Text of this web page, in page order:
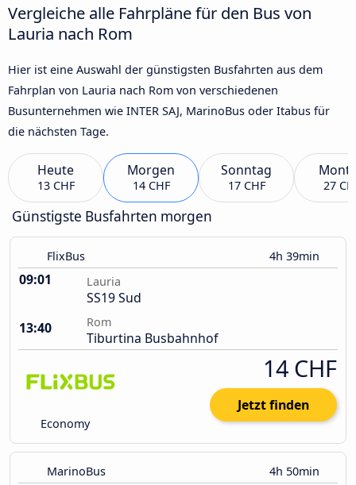
Vergleiche alle Fahrpläne für den Bus von
Lauria nach Rom
Hier ist eine Auswahl der günstigsten Busfahrten aus dem
Fahrplan von Lauria nach Rom von verschiedenen
Busunternehmen wie INTER SAJ, MarinoBus oder Itabus für
die nächsten Tage.
Heute
13 CHF
Morgen
14 CHF
Sonntag
17 CHF 27
Günstigste Busfahrten morgen
FlixBus 4h 39min
09:01 Lauria
SS19 Sud
13:40
Rom
Tiburtina Busbahnhof
Economy
14 CHF
Jetzt finden
MarinoBus 4h 50min